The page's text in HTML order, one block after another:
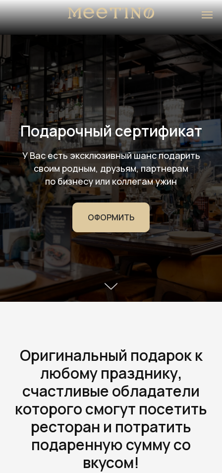
Подарочный сертификат
У Вас есть эксклюзивный шанс подарить
своим родным, друзьям, партнерам
по бизнесу или коллегам ужин
ОФОРМИТЬ
Оригинальный подарок к
любому празднику,
счастливые обладатели
которого смогут посетить
ресторан и потратить
подаренную сумму со
вкусом!